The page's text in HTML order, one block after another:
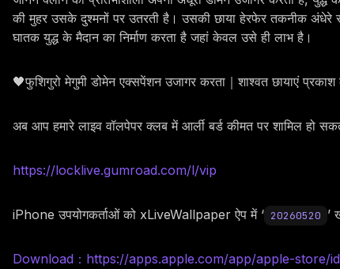
की मुहर उसके दुश्मनों पर उतरती है। उसकी छाया हेरफेर तकनीक
घातक युद्ध के मैदान का निर्माण करता है जहां केवल उसे ही लाभ है।
🖤फुशिगुरो मेगुमी डोमेन एक्सपेंशन उजागर करता｜शाश्वत छायाएं
अब आप हमारे लाइव वॉलपेपर क्लब में आर्ली बर्ड कीमत पर शामिल हो
https://locklive.gumroad.com/l/vip
iPhone उपयोगकर्ताओं को xLiveWallpaper ऐप में ‘ 20260520 ’
Download：https://apps.apple.com/app/apple-store/